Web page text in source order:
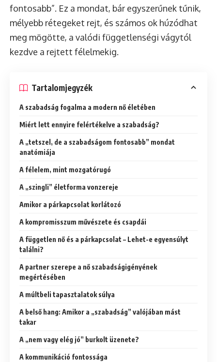
fontosabb”. Ez a mondat, bár egyszerűnek tűnik,
mélyebb rétegeket rejt, és számos ok húzódhat
meg mögötte, a valódi függetlenségi vágytól
kezdve a rejtett félelmekig.
Tartalomjegyzék
A szabadság fogalma a modern nő életében
Miért lett ennyire felértékelve a szabadság?
A „tetszel, de a szabadságom fontosabb” mondat
anatómiája
A félelem, mint mozgatórugó
A „szingli” életforma vonzereje
Amikor a párkapcsolat korlátozó
A kompromisszum művészete és csapdái
A független nő és a párkapcsolat – Lehet-e egyensúlyt
találni?
A partner szerepe a nő szabadságigényének
megértésében
A múltbeli tapasztalatok súlya
A belső hang: Amikor a „szabadság” valójában mást
takar
A „nem vagy elég jó” burkolt üzenete?
A kommunikáció fontossága